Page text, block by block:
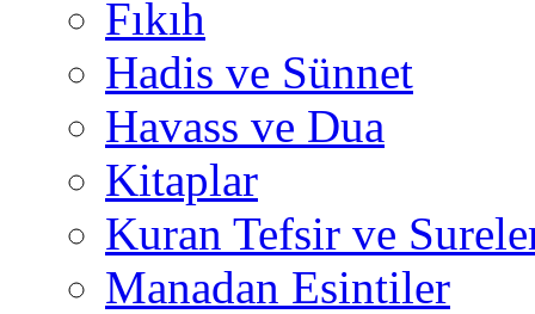
Fıkıh
Hadis ve Sünnet
Havass ve Dua
Kitaplar
Kuran Tefsir ve
Manadan Esintiler